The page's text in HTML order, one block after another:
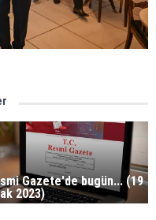
Gazete'de bugün... (19
2023)